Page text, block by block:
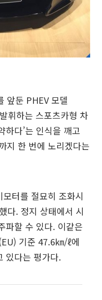
앞둔 PHEV 모델
휘하는 스포츠카형 차
하다’는 인식을 깨고
지 한 번에 노리겠다는
터를 절묘히 조화시
다. 정지 상태에서 시
파할 수 있다. 이같은
기준 47.6㎞/ℓ에
있다는 평가다.